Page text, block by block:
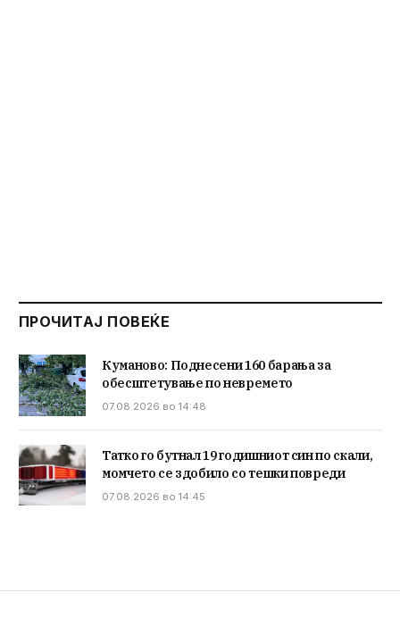
ПРОЧИТАЈ ПОВЕЌЕ
Куманово: Поднесени 160 барања за
обесштетување по невремето
07.08.2026 во 14:48
Татко го бутнал 19 годишниот син по скали,
момчето се здобило со тешки повреди
07.08.2026 во 14:45